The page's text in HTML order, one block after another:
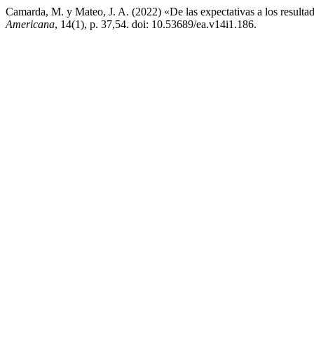
Camarda, M. y Mateo, J. A. (2022) «De las expectativas a los
Americana, 14(1), p. 37,54. doi: 10.53689/ea.v14i1.186.